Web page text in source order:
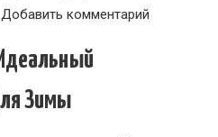
Добавить комментарий
Зимы